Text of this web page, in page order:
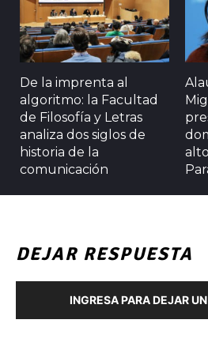
De la imprenta al
algoritmo: la Facultad
de Filosofía y Letras
analiza dos siglos de
historia de la
comunicación
DEJAR RESPUESTA
INGRESA PARA DEJAR